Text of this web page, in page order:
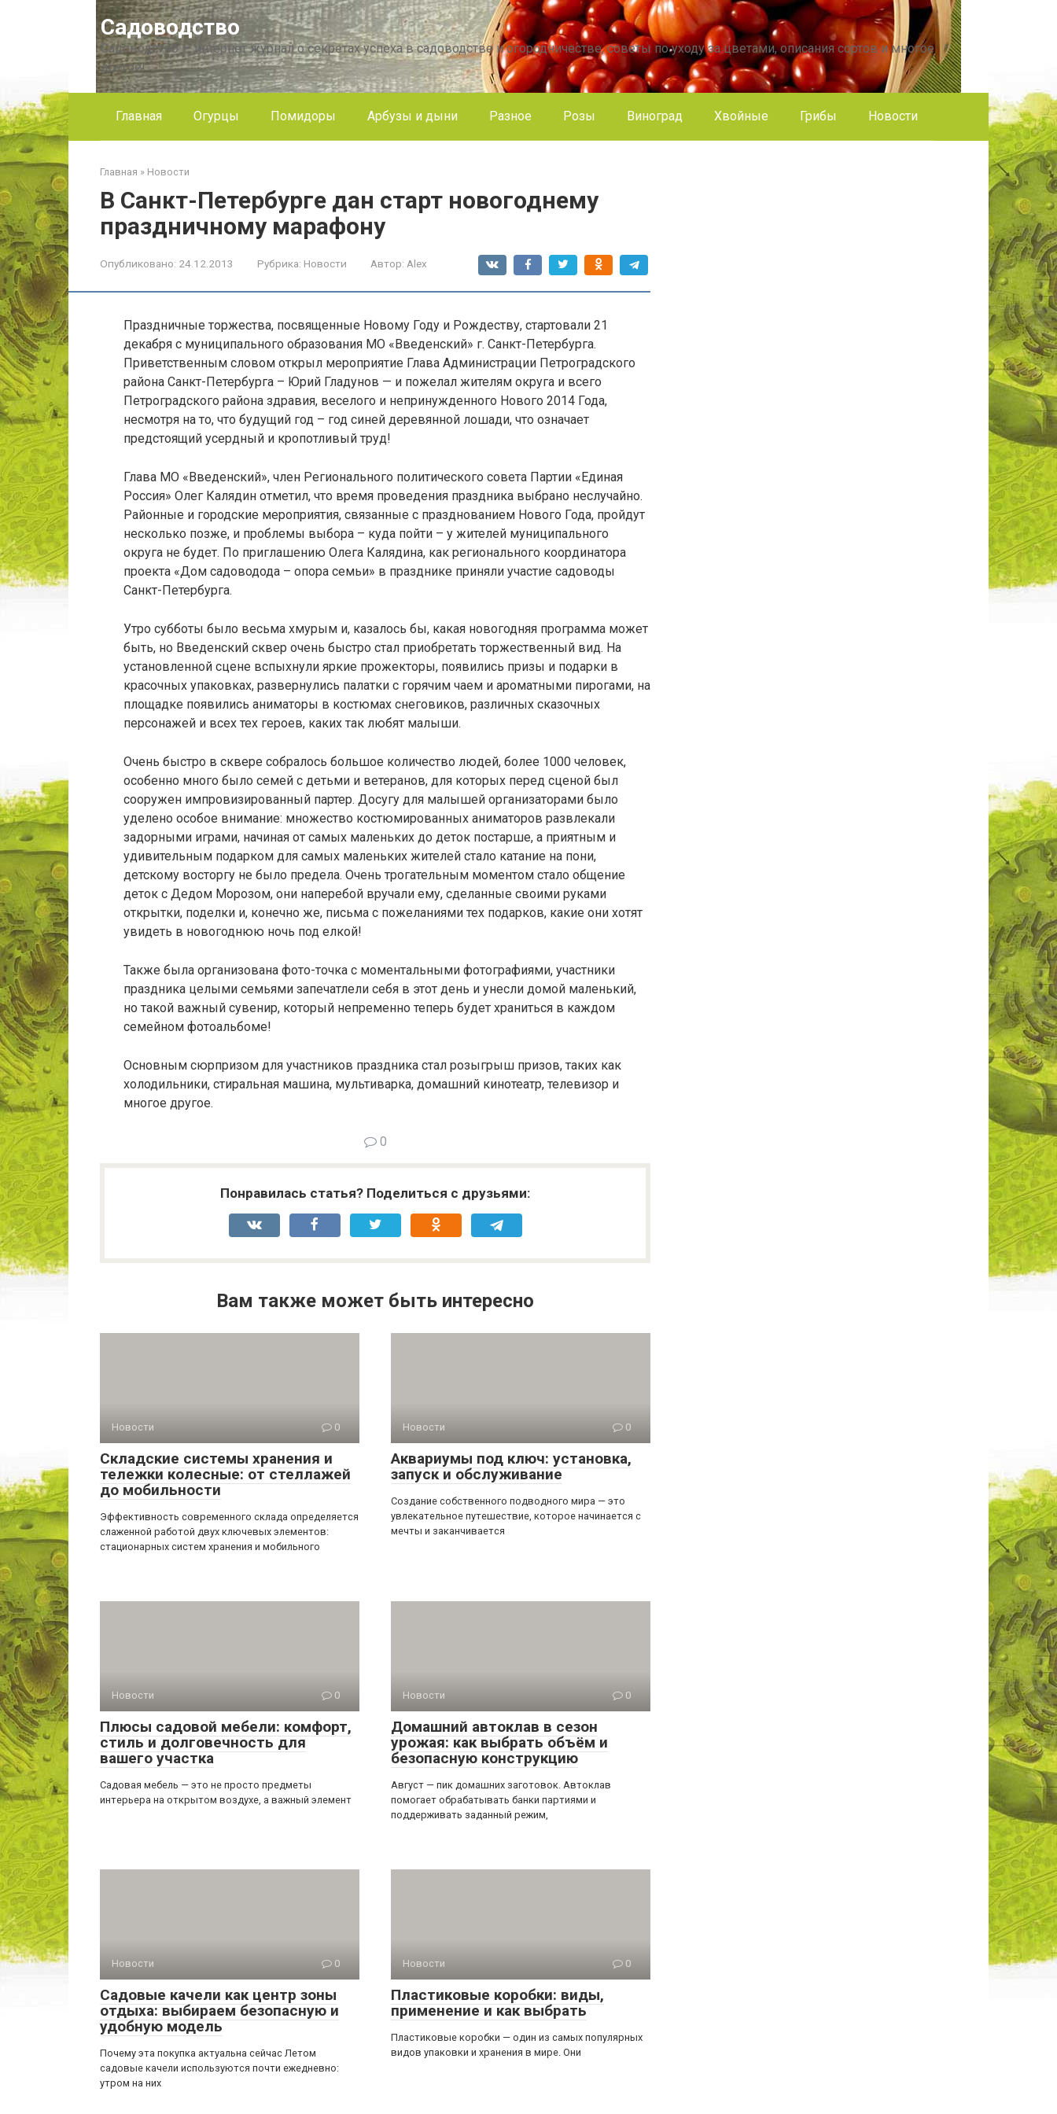
Садоводство
Садоводство — интернет журнал о секретах успеха в садоводстве и огородничестве, советы по уходу за цветами, описания сортов и многое
другое!
Главная Огурцы Помидоры Арбузы и дыни Разное Розы Виноград Хвойные Грибы Новости
Главная » Новости
В Санкт-Петербурге дан старт новогоднему
праздничному марафону
Опубликовано: 24.12.2013 Рубрика: Новости Автор: Alex
Праздничные торжества, посвященные Новому Году и Рождеству, стартовали 21
декабря с муниципального образования МО «Введенский» г. Санкт-Петербурга.
Приветственным словом открыл мероприятие Глава Администрации Петроградского
района Санкт-Петербурга – Юрий Гладунов — и пожелал жителям округа и всего
Петроградского района здравия, веселого и непринужденного Нового 2014 Года,
несмотря на то, что будущий год – год синей деревянной лошади, что означает
предстоящий усердный и кропотливый труд!
Глава МО «Введенский», член Регионального политического совета Партии «Единая
Россия» Олег Калядин отметил, что время проведения праздника выбрано неслучайно.
Районные и городские мероприятия, связанные с празднованием Нового Года, пройдут
несколько позже, и проблемы выбора – куда пойти – у жителей муниципального
округа не будет. По приглашению Олега Калядина, как регионального координатора
проекта «Дом садоводода – опора семьи» в празднике приняли участие садоводы
Санкт-Петербурга.
Утро субботы было весьма хмурым и, казалось бы, какая новогодняя программа может
быть, но Введенский сквер очень быстро стал приобретать торжественный вид. На
установленной сцене вспыхнули яркие прожекторы, появились призы и подарки в
красочных упаковках, развернулись палатки с горячим чаем и ароматными пирогами, на
площадке появились аниматоры в костюмах снеговиков, различных сказочных
персонажей и всех тех героев, каких так любят малыши.
Очень быстро в сквере собралось большое количество людей, более 1000 человек,
особенно много было семей с детьми и ветеранов, для которых перед сценой был
сооружен импровизированный партер. Досугу для малышей организаторами было
уделено особое внимание: множество костюмированных аниматоров развлекали
задорными играми, начиная от самых маленьких до деток постарше, а приятным и
удивительным подарком для самых маленьких жителей стало катание на пони,
детскому восторгу не было предела. Очень трогательным моментом стало общение
деток с Дедом Морозом, они наперебой вручали ему, сделанные своими руками
открытки, поделки и, конечно же, письма с пожеланиями тех подарков, какие они хотят
увидеть в новогоднюю ночь под елкой!
Также была организована фото-точка с моментальными фотографиями, участники
праздника целыми семьями запечатлели себя в этот день и унесли домой маленький,
но такой важный сувенир, который непременно теперь будет храниться в каждом
семейном фотоальбоме!
Основным сюрпризом для участников праздника стал розыгрыш призов, таких как
холодильники, стиральная машина, мультиварка, домашний кинотеатр, телевизор и
многое другое.
0
Понравилась статья? Поделиться с друзьями:
Вам также может быть интересно
Новости 0
Складские системы хранения и
тележки колесные: от стеллажей
до мобильности
Эффективность современного склада определяется
слаженной работой двух ключевых элементов:
стационарных систем хранения и мобильного
Новости 0
Аквариумы под ключ: установка,
запуск и обслуживание
Создание собственного подводного мира — это
увлекательное путешествие, которое начинается с
мечты и заканчивается
Новости 0
Плюсы садовой мебели: комфорт,
стиль и долговечность для
вашего участка
Садовая мебель — это не просто предметы
интерьера на открытом воздухе, а важный элемент
Новости 0
Домашний автоклав в сезон
урожая: как выбрать объём и
безопасную конструкцию
Август — пик домашних заготовок. Автоклав
помогает обрабатывать банки партиями и
поддерживать заданный режим,
Новости 0
Садовые качели как центр зоны
отдыха: выбираем безопасную и
удобную модель
Почему эта покупка актуальна сейчас Летом
садовые качели используются почти ежедневно:
утром на них
Новости 0
Пластиковые коробки: виды,
применение и как выбрать
Пластиковые коробки — один из самых популярных
видов упаковки и хранения в мире. Они